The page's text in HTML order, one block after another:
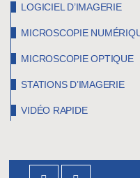
LOGICIEL D’IMAGERIE
MICROSCOPIE
MICROSCOPIE OPTIQUE
STATIONS D’IMAGERIE
VIDÉO RAPIDE